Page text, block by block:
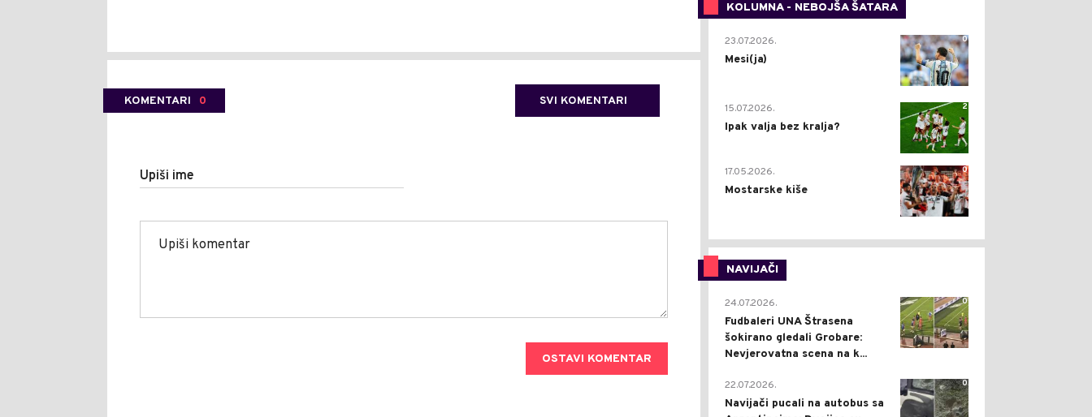
KOMENTARI 0 SVI KOMENTARI
Upiši ime
OSTAVI KOMENTAR
KOLUMNA - NEBOJŠA ŠATARA
0
23.07.2026.
Mesi(ja)
2
15.07.2026.
Ipak valja bez kralja?
0
17.05.2026.
Mostarske kiše
NAVIJAČI
0
24.07.2026.
Fudbaleri UNA Štrasena
šokirano gledali Grobare:
Nevjerovatna scena na k...
0
22.07.2026.
Navijači pucali na autobus sa